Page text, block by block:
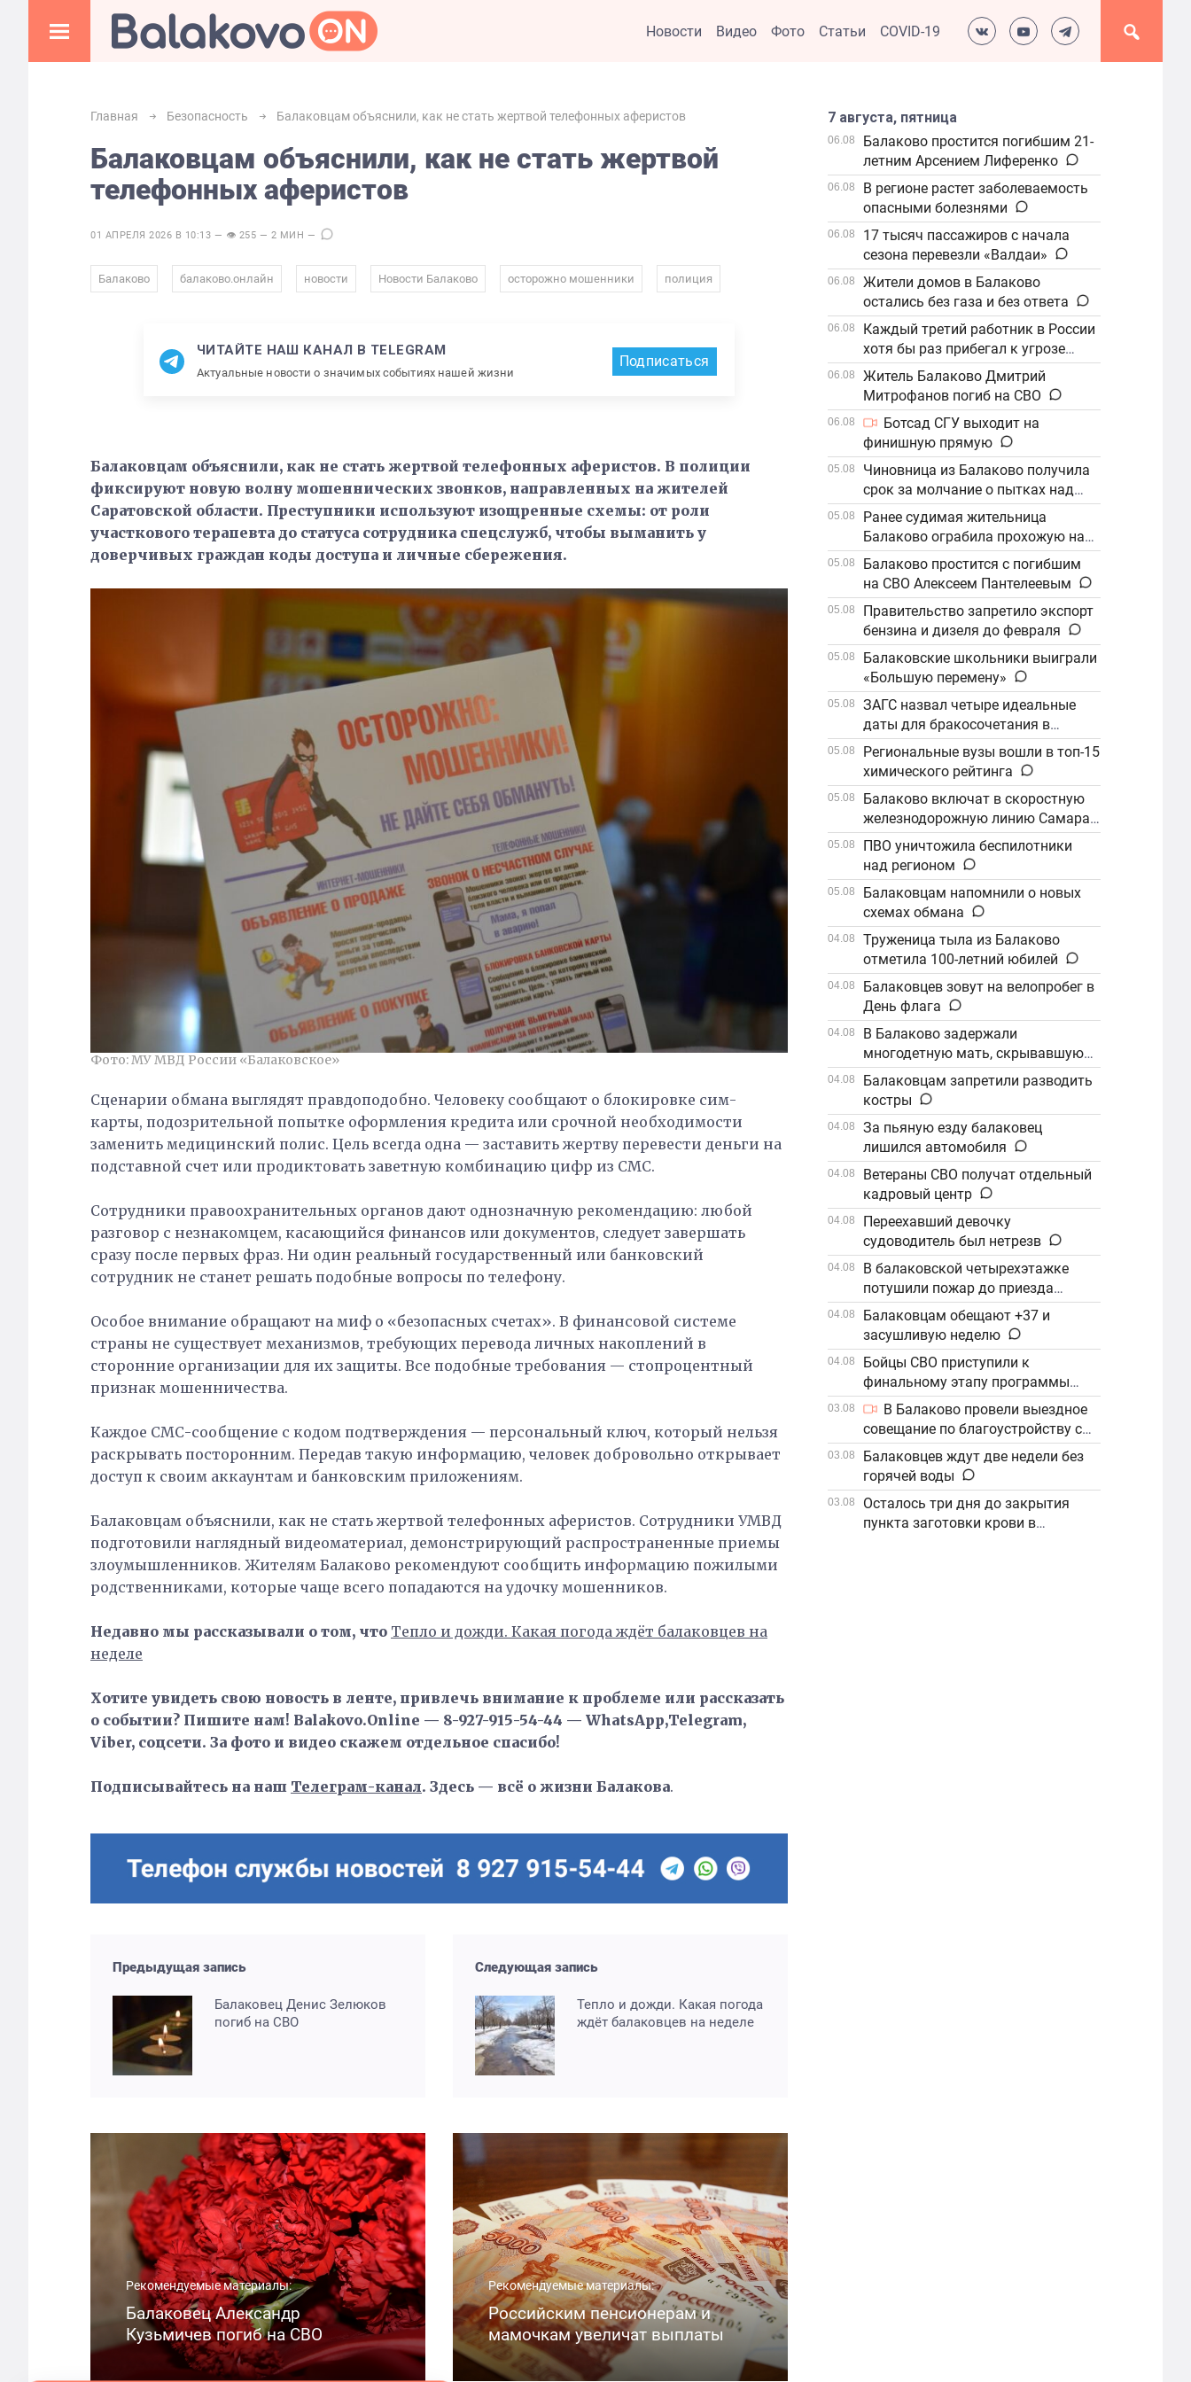
Новости Видео Фото Статьи COVID-19
Главная Безопасность Балаковцам объяснили, как не стать жертвой телефонных аферистов
Балаковцам объяснили, как не стать жертвой
телефонных аферистов
01 АПРЕЛЯ 2026 В 10:13 — 👁 255 — 2 МИН —
Балаково балаково.онлайн новости Новости Балаково осторожно мошенники полиция
ЧИТАЙТЕ НАШ КАНАЛ В TELEGRAM
Актуальные новости о значимых событиях нашей жизни
Подписаться
Балаковцам объяснили, как не стать жертвой телефонных аферистов. В полиции
фиксируют новую волну мошеннических звонков, направленных на жителей
Саратовской области. Преступники используют изощренные схемы: от роли
участкового терапевта до статуса сотрудника спецслужб, чтобы выманить у
доверчивых граждан коды доступа и личные сбережения.
Фото: МУ МВД России «Балаковское»
Сценарии обмана выглядят правдоподобно. Человеку сообщают о блокировке сим-
карты, подозрительной попытке оформления кредита или срочной необходимости
заменить медицинский полис. Цель всегда одна — заставить жертву перевести деньги на
подставной счет или продиктовать заветную комбинацию цифр из СМС.
Сотрудники правоохранительных органов дают однозначную рекомендацию: любой
разговор с незнакомцем, касающийся финансов или документов, следует завершать
сразу после первых фраз. Ни один реальный государственный или банковский
сотрудник не станет решать подобные вопросы по телефону.
Особое внимание обращают на миф о «безопасных счетах». В финансовой системе
страны не существует механизмов, требующих перевода личных накоплений в
сторонние организации для их защиты. Все подобные требования — стопроцентный
признак мошенничества.
Каждое СМС-сообщение с кодом подтверждения — персональный ключ, который нельзя
раскрывать посторонним. Передав такую информацию, человек добровольно открывает
доступ к своим аккаунтам и банковским приложениям.
Балаковцам объяснили, как не стать жертвой телефонных аферистов. Сотрудники УМВД
подготовили наглядный видеоматериал, демонстрирующий распространенные приемы
злоумышленников. Жителям Балаково рекомендуют сообщить информацию пожилыми
родственниками, которые чаще всего попадаются на удочку мошенников.
Недавно мы рассказывали о том, что Тепло и дожди. Какая погода ждёт балаковцев на
неделе
Хотите увидеть свою новость в ленте, привлечь внимание к проблеме или рассказать
о событии? Пишите нам! Balakovo.Online — 8-927-915-54-44 — WhatsApp,Telegram,
Viber, соцсети. За фото и видео скажем отдельное спасибо!
Подписывайтесь на наш Телеграм-канал. Здесь — всё о жизни Балакова.
Предыдущая запись
Балаковец Денис Зелюков
погиб на СВО
Следующая запись
Тепло и дожди. Какая погода
ждёт балаковцев на неделе
Рекомендуемые материалы:
Балаковец Александр
Кузьмичев погиб на СВО
Рекомендуемые материалы:
Российским пенсионерам и
мамочкам увеличат выплаты
7 августа, пятница
06.08
Балаково простится погибшим 21-
летним Арсением Лиференко
06.08
В регионе растет заболеваемость
опасными болезнями
06.08
17 тысяч пассажиров с начала
сезона перевезли «Валдаи»
06.08
Жители домов в Балаково
остались без газа и без ответа
06.08
Каждый третий работник в России
хотя бы раз прибегал к угрозе
увольнения
06.08
Житель Балаково Дмитрий
Митрофанов погиб на СВО
06.08
Ботсад СГУ выходит на
финишную прямую
05.08
Чиновница из Балаково получила
срок за молчание о пытках над
детьми
05.08
Ранее судимая жительница
Балаково ограбила прохожую на
улице
05.08
Балаково простится с погибшим
на СВО Алексеем Пантелеевым
05.08
Правительство запретило экспорт
бензина и дизеля до февраля
05.08
Балаковские школьники выиграли
«Большую перемену»
05.08
ЗАГС назвал четыре идеальные
даты для бракосочетания в
сентябре
05.08
Региональные вузы вошли в топ-15
химического рейтинга
05.08
Балаково включат в скоростную
железнодорожную линию Самара–
Саратов
05.08
ПВО уничтожила беспилотники
над регионом
05.08
Балаковцам напомнили о новых
схемах обмана
04.08
Труженица тыла из Балаково
отметила 100-летний юбилей
04.08
Балаковцев зовут на велопробег в
День флага
04.08
В Балаково задержали
многодетную мать, скрывавшуюся
от алиментов
04.08
Балаковцам запретили разводить
костры
04.08
За пьяную езду балаковец
лишился автомобиля
04.08
Ветераны СВО получат отдельный
кадровый центр
04.08
Переехавший девочку
судоводитель был нетрезв
04.08
В балаковской четырехэтажке
потушили пожар до приезда
огнеборцев
04.08
Балаковцам обещают +37 и
засушливую неделю
04.08
Бойцы СВО приступили к
финальному этапу программы
«Наши Герои»
03.08
В Балаково провели выездное
совещание по благоустройству с
участием компании «ФосАгро»
03.08
Балаковцев ждут две недели без
горячей воды
03.08
Осталось три дня до закрытия
пункта заготовки крови в